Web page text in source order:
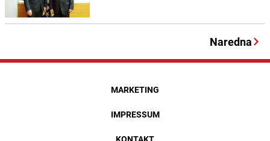
Naredna
MARKETING
IMPRESSUM